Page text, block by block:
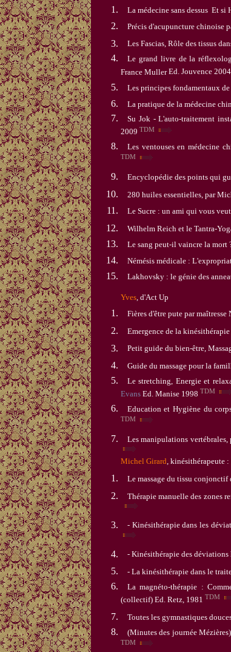
La médecine sans dessus Et si
Précis d'acupuncture chinoise
Les Fascias, Rôle des tissus
Le grand livre de la
France MullerEd. Jouvence 2004
Les principes fondamentaux
La pratique de la médecine
Su Jok -L'auto-traitement
2009 TDM
Les ventouses en médecine
TDM
Encyclopédie des points qui
280 huiles essentielles, par
Le Sucre : un ami qui vous
Wilhelm Reich et le Tantra-
Le sang peut-il vaincre la mort
Némésis médicale :
Lakhovsky : le génie des
Yves, d'Act Up
Fières d'être pute par
Emergence de la
Petit guide du bien-être,
Guide du massage pour la
Le stretching, Energie et
EvansEd. Manise 1998 TDM
Education et Hygiène du
TDM
Les manipulations vertébrales,
Michel Girard, kinésithérapeute :
Le massage du tissu conjonctif
Thérapie manuelle des zones
- Kinésithérapie dans les
- Kinésithérapie des déviations
- La kinésithérapie dans le
La magnéto-thérapie :
(collectif) Ed. Retz, 1981 TDM
Toutes les gymnastiques
(Minutes des journée
TDM